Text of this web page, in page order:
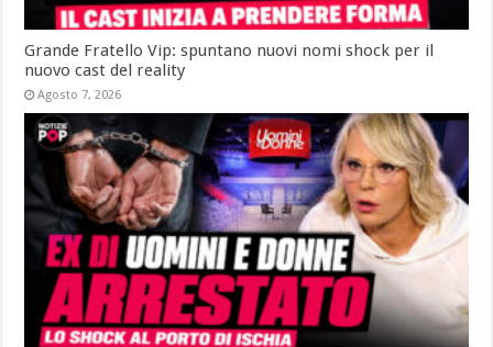
Grande Fratello Vip: spuntano nuovi nomi shock per il
nuovo cast del reality
Agosto 7, 2026